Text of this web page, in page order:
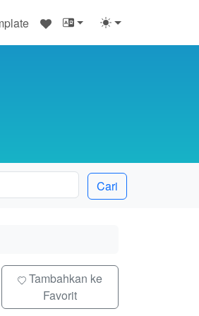
♥
Cari
Tambahkan ke
Favorit